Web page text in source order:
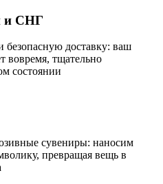
и СНГ
доставку: ваш
вовремя, тщательно
состоянии
сувениры: наносим
превращая вещь в